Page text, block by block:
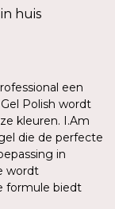
huis
een
Polish wordt
kleuren. I.Am
die de perfecte
in
wordt
formule biedt